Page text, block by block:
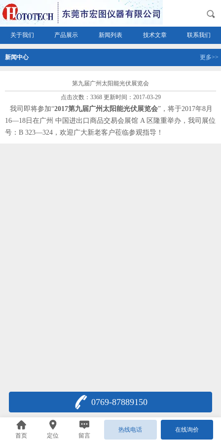
关于我们 产品展示 新闻列表 技术文章 联系我们
新闻中心 更多>>
第九届广州太阳能光伏展览会
点击次数：3368 更新时间：2017-03-29
我司即将参加“2017第九届广州太阳能光伏展览会”，将于2017年8月
16—18日在广州 中国进出口商品交易会展馆 A 区隆重举办，我司展位
号：B 323—324，欢迎广大新老客户莅临参观指导！
0769-87889150
首页 定位 留言
热线电话 在线询价